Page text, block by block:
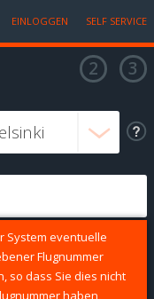
EINLOGGEN SELF SERVICE
System eventuelle
Flugnummer
so dass Sie dies nicht